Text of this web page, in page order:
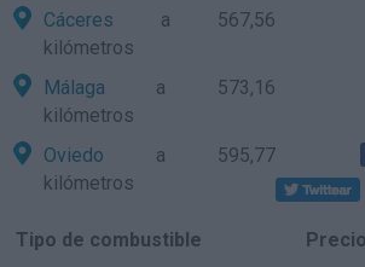
Cáceres a 567,56
kilómetros
Málaga a 573,16
kilómetros
Oviedo a 595,77
kilómetros
Tipo de combustible